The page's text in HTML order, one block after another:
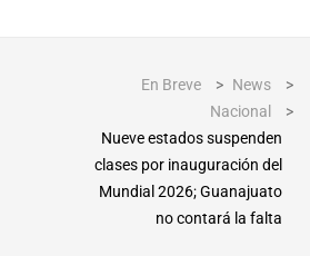
En Breve > News
>
Nacional
>
Nueve estados suspenden
clases por inauguración del
Mundial 2026; Guanajuato
no contará la falta